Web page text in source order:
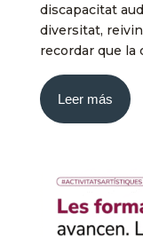
discapacitat
diversitat,
recordar que la
Leer más